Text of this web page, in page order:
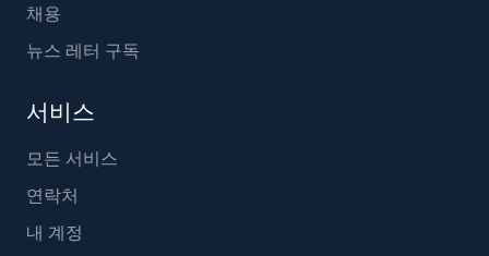
채용
뉴스 레터 구독
서비스
모든 서비스
연락처
내 계정